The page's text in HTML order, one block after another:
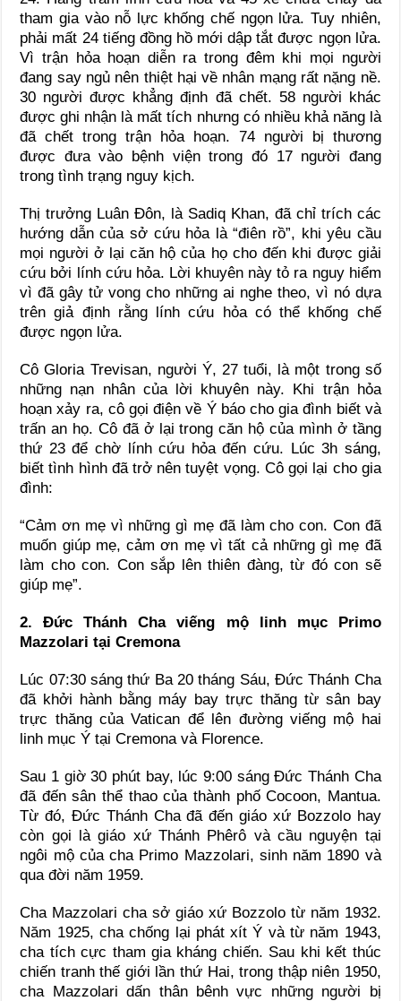
tham gia vào nỗ lực khống chế ngọn lửa. Tuy nhiên,
phải mất 24 tiếng đồng hồ mới dập tắt được ngọn lửa.
Vì trận hỏa hoạn diễn ra trong đêm khi mọi người
đang say ngủ nên thiệt hại về nhân mạng rất nặng nề.
30 người được khẳng định đã chết. 58 người khác
được ghi nhận là mất tích nhưng có nhiều khả năng là
đã chết trong trận hỏa hoạn. 74 người bị thương
được đưa vào bệnh viện trong đó 17 người đang
trong tình trạng nguy kịch.
Thị trưởng Luân Đôn, là Sadiq Khan, đã chỉ trích các
hướng dẫn của sở cứu hỏa là “điên rồ”, khi yêu cầu
mọi người ở lại căn hộ của họ cho đến khi được giải
cứu bởi lính cứu hỏa. Lời khuyên này tỏ ra nguy hiểm
vì đã gây tử vong cho những ai nghe theo, vì nó dựa
trên giả định rằng lính cứu hỏa có thể khống chế
được ngọn lửa.
Cô Gloria Trevisan, người Ý, 27 tuổi, là một trong số
những nạn nhân của lời khuyên này. Khi trận hỏa
hoạn xảy ra, cô gọi điện về Ý báo cho gia đình biết và
trấn an họ. Cô đã ở lại trong căn hộ của mình ở tầng
thứ 23 để chờ lính cứu hỏa đến cứu. Lúc 3h sáng,
biết tình hình đã trở nên tuyệt vọng. Cô gọi lại cho gia
đình:
“Cảm ơn mẹ vì những gì mẹ đã làm cho con. Con đã
muốn giúp mẹ, cảm ơn mẹ vì tất cả những gì mẹ đã
làm cho con. Con sắp lên thiên đàng, từ đó con sẽ
giúp mẹ”.
2. Đức Thánh Cha viếng mộ linh mục Primo
Mazzolari tại Cremona
Lúc 07:30 sáng thứ Ba 20 tháng Sáu, Đức Thánh Cha
đã khởi hành bằng máy bay trực thăng từ sân bay
trực thăng của Vatican để lên đường viếng mộ hai
linh mục Ý tại Cremona và Florence.
Sau 1 giờ 30 phút bay, lúc 9:00 sáng Đức Thánh Cha
đã đến sân thể thao của thành phố Cocoon, Mantua.
Từ đó, Đức Thánh Cha đã đến giáo xứ Bozzolo hay
còn gọi là giáo xứ Thánh Phêrô và cầu nguyện tại
ngôi mộ của cha Primo Mazzolari, sinh năm 1890 và
qua đời năm 1959.
Cha Mazzolari cha sở giáo xứ Bozzolo từ năm 1932.
Năm 1925, cha chống lại phát xít Ý và từ năm 1943,
cha tích cực tham gia kháng chiến. Sau khi kết thúc
chiến tranh thế giới lần thứ Hai, trong thập niên 1950,
cha Mazzolari dấn thân bênh vực những người bị